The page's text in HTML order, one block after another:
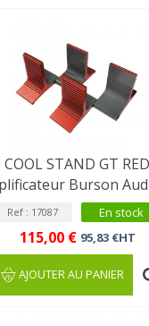
COOL STAND GT
Burson
Ref : 17087 En stock
115,00 € 95,83 €HT
AJOUTER AU PANIER